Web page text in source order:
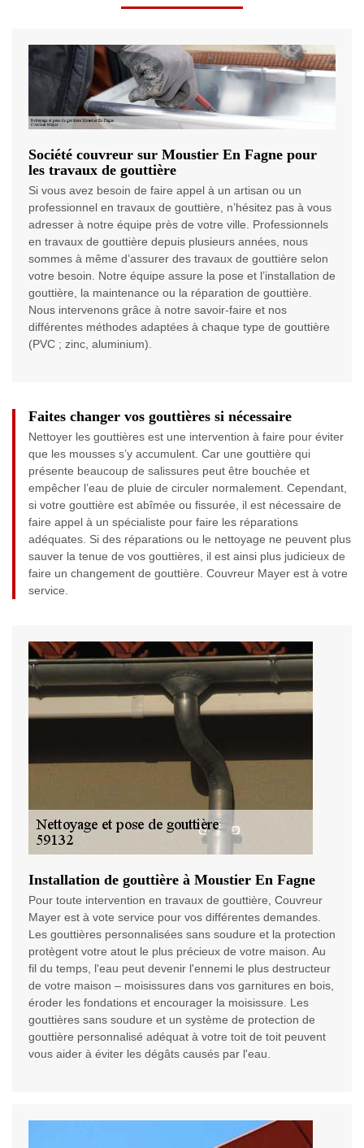
Société couvreur sur Moustier En Fagne pour
les travaux de gouttière
Si vous avez besoin de faire appel à un artisan ou un
professionnel en travaux de gouttière, n’hésitez pas à vous
adresser à notre équipe près de votre ville. Professionnels
en travaux de gouttière depuis plusieurs années, nous
sommes à même d’assurer des travaux de gouttière selon
votre besoin. Notre équipe assure la pose et l’installation de
gouttière, la maintenance ou la réparation de gouttière.
Nous intervenons grâce à notre savoir-faire et nos
différentes méthodes adaptées à chaque type de gouttière
(PVC ; zinc, aluminium).
Faites changer vos gouttières si nécessaire
Nettoyer les gouttières est une intervention à faire pour éviter
que les mousses s’y accumulent. Car une gouttière qui
présente beaucoup de salissures peut être bouchée et
empêcher l’eau de pluie de circuler normalement. Cependant,
si votre gouttière est abîmée ou fissurée, il est nécessaire de
faire appel à un spécialiste pour faire les réparations
adéquates. Si des réparations ou le nettoyage ne peuvent plus
sauver la tenue de vos gouttières, il est ainsi plus judicieux de
faire un changement de gouttière. Couvreur Mayer est à votre
service.
Installation de gouttière à Moustier En Fagne
Pour toute intervention en travaux de gouttière, Couvreur
Mayer est à vote service pour vos différentes demandes.
Les gouttières personnalisées sans soudure et la protection
protègent votre atout le plus précieux de votre maison. Au
fil du temps, l'eau peut devenir l'ennemi le plus destructeur
de votre maison – moisissures dans vos garnitures en bois,
éroder les fondations et encourager la moisissure. Les
gouttières sans soudure et un système de protection de
gouttière personnalisé adéquat à votre toit de toit peuvent
vous aider à éviter les dégâts causés par l'eau.